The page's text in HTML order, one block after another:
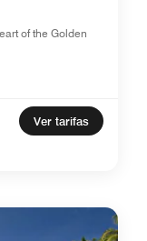
of the Golden
Ver tarifas